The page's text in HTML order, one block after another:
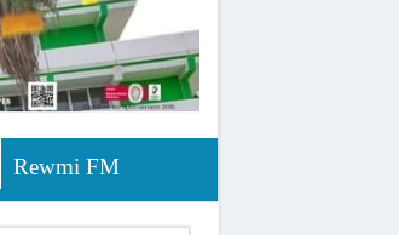
Rewmi FM